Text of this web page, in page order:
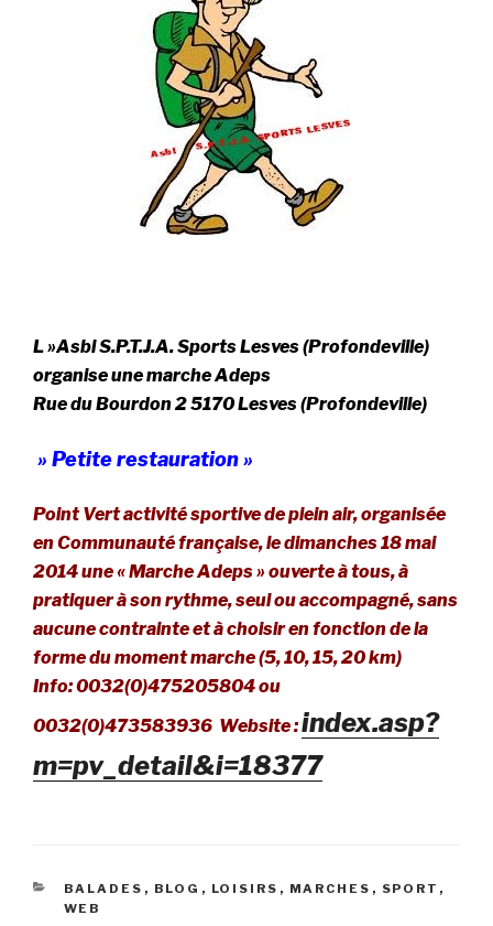
L »Asbl S.P.T.J.A. Sports Lesves (Profondeville)
organise une marche Adeps
Rue du Bourdon 2 5170 Lesves (Profondeville)
» Petite restauration »
Point Vert activité sportive de plein air, organisée
en Communauté française, le dimanches 18 mai
2014 une « Marche Adeps » ouverte à tous, à
pratiquer à son rythme, seul ou accompagné, sans
aucune contrainte et à choisir en fonction de la
forme du moment marche (5, 10, 15, 20 km)
Info:0032(0)475205804 ou
0032(0)473583936 Website :index.asp?
m=pv_detail&i=18377
CATEGORIES
BALADES , BLOG , LOISIRS , MARCHES , SPORT ,
WEB